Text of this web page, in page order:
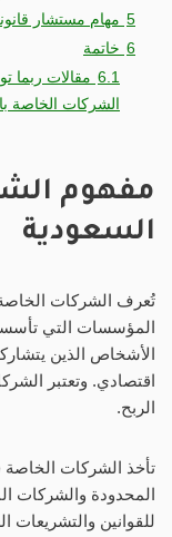
5 مهام مستشار
6 خاتمة
6.1 مقالات ربما
الشركات الخاصة
مفهوم
السعودية
تُعرف الشركات الخاصة
المؤسسات التي
الأشخاص الذين
اقتصادي. وتعتبر
الربح.
تأخذ الشركات
المحدودة والشركات
للقوانين